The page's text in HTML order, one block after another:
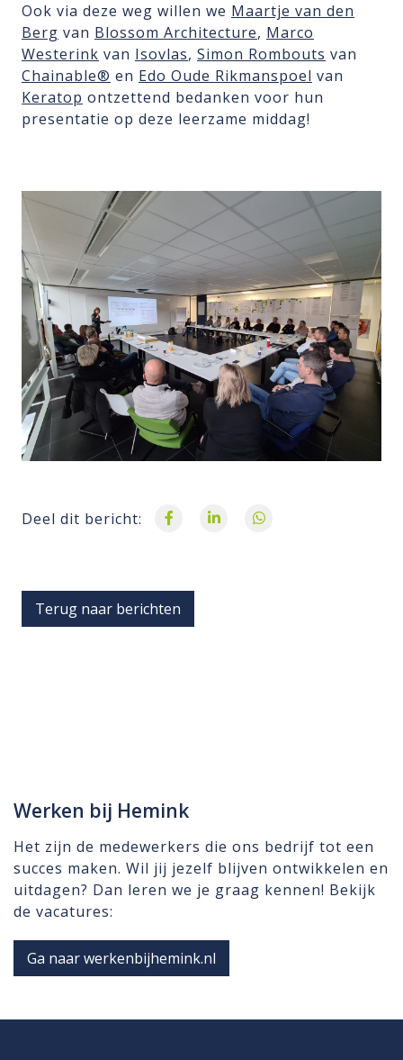
Ook via deze weg willen we Maartje van den
Berg van Blossom Architecture, Marco
Westerink van Isovlas, Simon Rombouts van
Chainable® en Edo Oude Rikmanspoel van
Keratop ontzettend bedanken voor hun
presentatie op deze leerzame middag!
Deel dit bericht:
Terug naar berichten
Werken bij Hemink
Het zijn de medewerkers die ons bedrijf tot een
succes maken. Wil jij jezelf blijven ontwikkelen en
uitdagen? Dan leren we je graag kennen! Bekijk
de vacatures:
Ga naar werkenbijhemink.nl